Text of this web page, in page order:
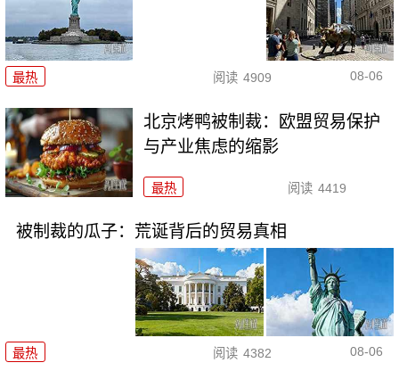
最热 阅读 4909 08-06
北京烤鸭被制裁：欧盟贸易保护
与产业焦虑的缩影
最热 阅读 4419
被制裁的瓜子：荒诞背后的贸易真相
最热 阅读 4382 08-06